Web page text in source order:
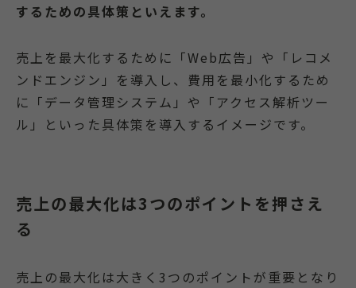
するための具体策といえます。
売上を最大化するために「Web広告」や「レコメ
ンドエンジン」を導入し、費用を最小化するため
に「データ管理システム」や「アクセス解析ツー
ル」といった具体策を導入するイメージです。
売上の最大化は3つのポイントを押さえ
る
売上の最大化は大きく3つのポイントが重要となり